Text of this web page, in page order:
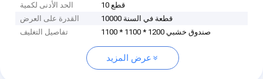
الحد الأدنى لكمية
10 قطع
القدرة على العرض
10000 قطعة في السنة
تفاصيل التغليف
صندوق خشبي 1200 * 1100 * 1100
عرض المزيد